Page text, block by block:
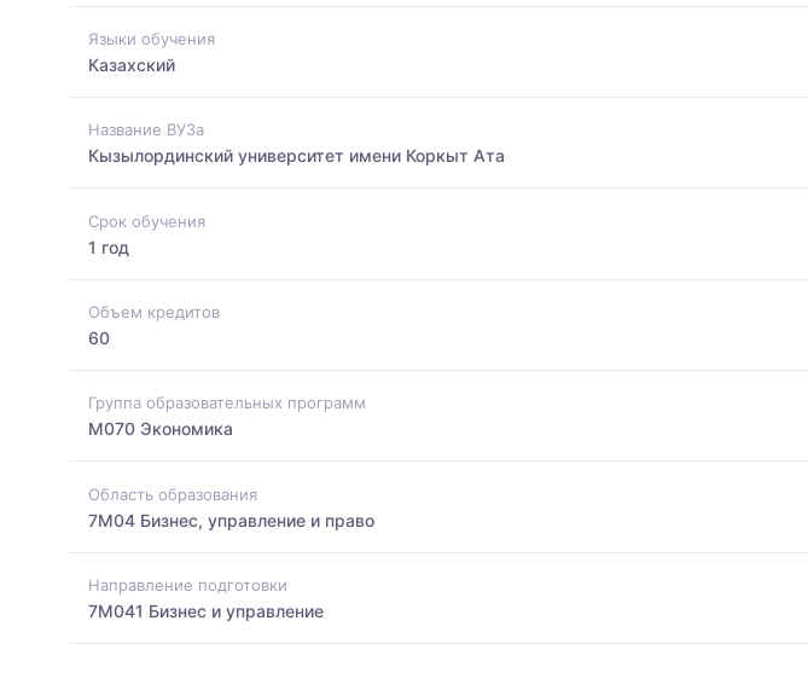
Языки обучения
Казахский
Название ВУЗа
Кызылординский университет имени Коркыт Ата
Срок обучения
1 год
Объем кредитов
60
Группа образовательных программ
M070 Экономика
Область образования
7M04 Бизнес, управление и право
Направление подготовки
7M041 Бизнес и управление